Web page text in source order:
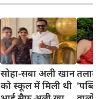
सोहा-सबा अली खान
को स्कूल में मिली थी